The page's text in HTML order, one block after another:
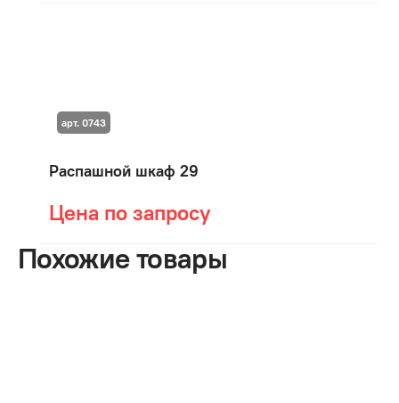
Распашной шкаф 29
Цена по запросу
арт. 0743
Похожие товары